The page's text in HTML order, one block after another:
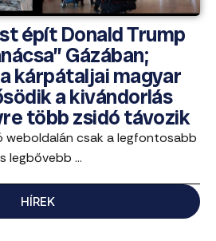
épít Donald Trump
Gázában;
kárpátaljai magyar
a kivándorlás
több zsidó távozik
weboldalán csak a legfontosabb
legbővebb ...
HÍREK